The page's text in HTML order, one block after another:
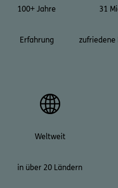
100+ Jahre
Erfahrung
31
zufriedene
Weltweit
in über 20 Ländern